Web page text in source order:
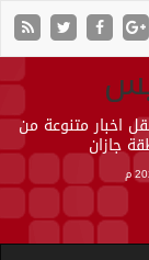
اخبار متنوعة من
جازان